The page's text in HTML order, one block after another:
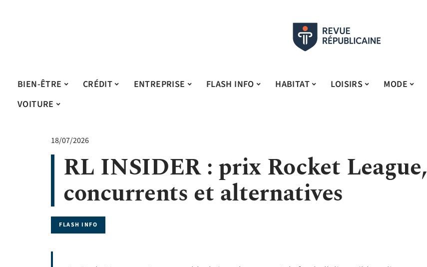
BIEN-ÊTRE CRÉDIT ENTREPRISE FLASH INFO HABITAT LOISIRS MODE
VOITURE
18/07/2026
RL INSIDER : prix Rocket League,
concurrents et alternatives
FLASH INFO